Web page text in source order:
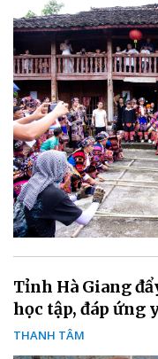
Tỉnh Hà Giang
học tập, đáp ứng
THANH TÂM